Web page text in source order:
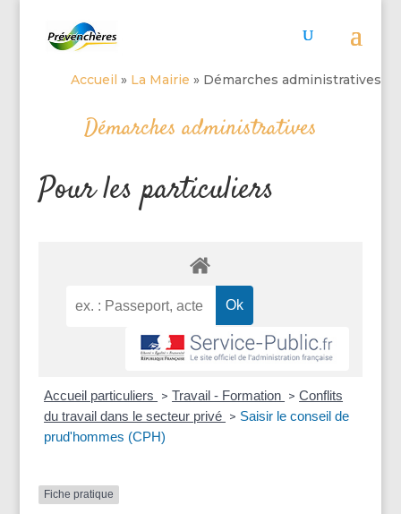
Accueil » La Mairie » Démarches administratives
Démarches administratives
Pour les particuliers
Accueil particuliers > Travail - Formation > Conflits
du travail dans le secteur privé > Saisir le conseil de
prud'hommes (CPH)
Fiche pratique